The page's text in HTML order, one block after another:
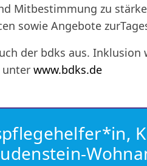
Mitbestimmung zu
sowie Angebote
der bdks aus.
unter www.bdks.de